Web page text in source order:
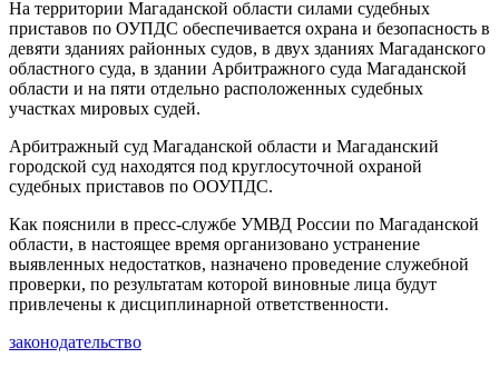
На территории Магаданской области силами судебных
приставов по ОУПДС обеспечивается охрана и безопасность в
девяти зданиях районных судов, в двух зданиях Магаданского
областного суда, в здании Арбитражного суда Магаданской
области и на пяти отдельно расположенных судебных
участках мировых судей.
Арбитражный суд Магаданской области и Магаданский
городской суд находятся под круглосуточной охраной
судебных приставов по ООУПДС.
Как пояснили в пресс-службе УМВД России по Магаданской
области, в настоящее время организовано устранение
выявленных недостатков, назначено проведение служебной
проверки, по результатам которой виновные лица будут
привлечены к дисциплинарной ответственности.
законодательство